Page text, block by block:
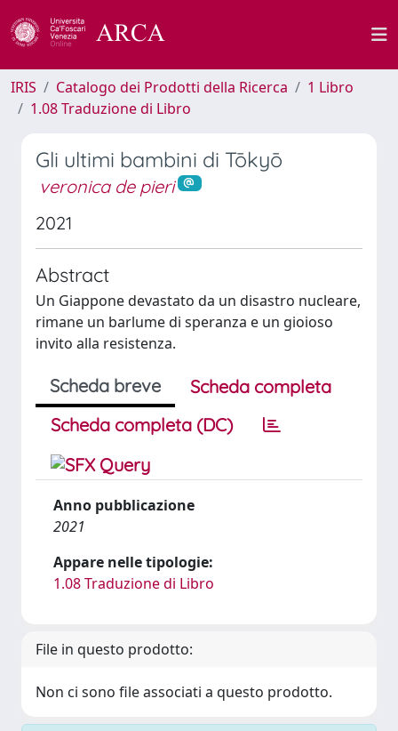
IRIS Catalogo dei Prodotti della Ricerca
1 Libro
1.08 Traduzione di Libro
Gli ultimi bambini di Tōkyō
veronica de pieri
2021
Abstract
Un Giappone devastato da un disastro nucleare,
rimane un barlume di speranza e un gioioso
invito alla resistenza.
Scheda breve
Scheda completa
Scheda completa (DC)
Anno pubblicazione
2021
Appare nelle tipologie:
1.08 Traduzione di Libro
File in questo prodotto:
Non ci sono file associati a questo prodotto.